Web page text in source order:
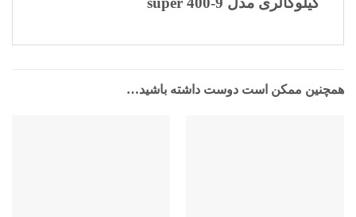
همچنین ممکن است دوست داشته باشید…